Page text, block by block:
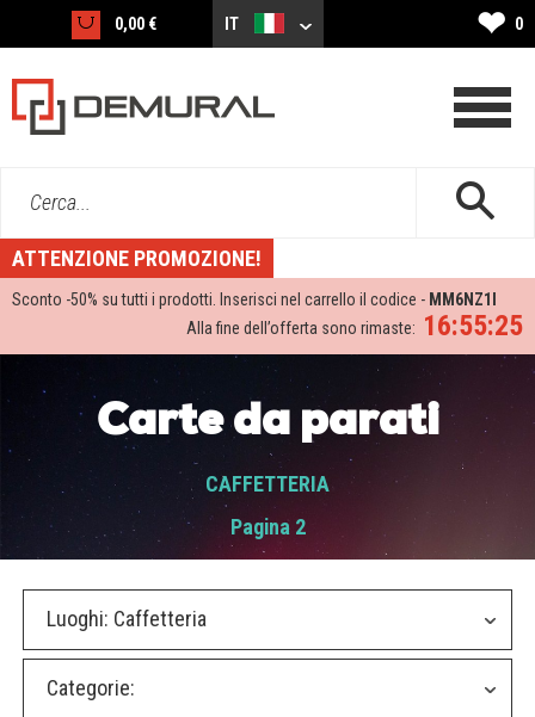
0,00 € IT ❤ 0
Cerca...
ATTENZIONE PROMOZIONE!
Sconto -50% su tutti i prodotti. Inserisci nel carrello il codice - MM6NZ1I
16:55:24
Alla fine dell’offerta sono rimaste:
Carte da parati
CAFFETTERIA
Pagina 2
Luoghi: Caffetteria
Categorie: